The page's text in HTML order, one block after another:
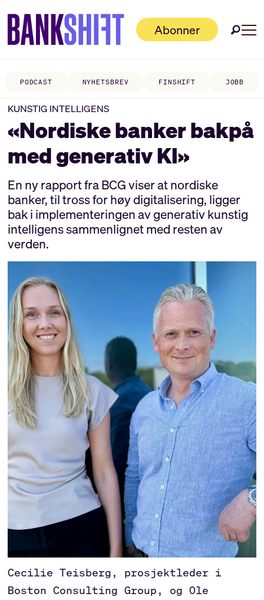
Abonner
PODCAST NYHETSBREV FINSHIFT JOBB
KUNSTIG INTELLIGENS
«Nordiske banker bakpå
med generativ KI»
En ny rapport fra BCG viser at nordiske
banker, til tross for høy digitalisering, ligger
bak i implementeringen av generativ kunstig
intelligens sammenlignet med resten av
verden.
Cecilie Teisberg, prosjektleder i
Boston Consulting Group, og Ole